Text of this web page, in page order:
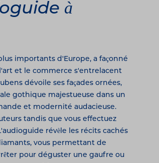
à
importants d'Europe, a façonné
et le commerce s'entrelacent
dévoile ses façades ornées,
gothique majestueuse dans un
et modernité audacieuse.
tandis que vous effectuez
révèle les récits cachés
vous permettant de
pour déguster une gaufre ou